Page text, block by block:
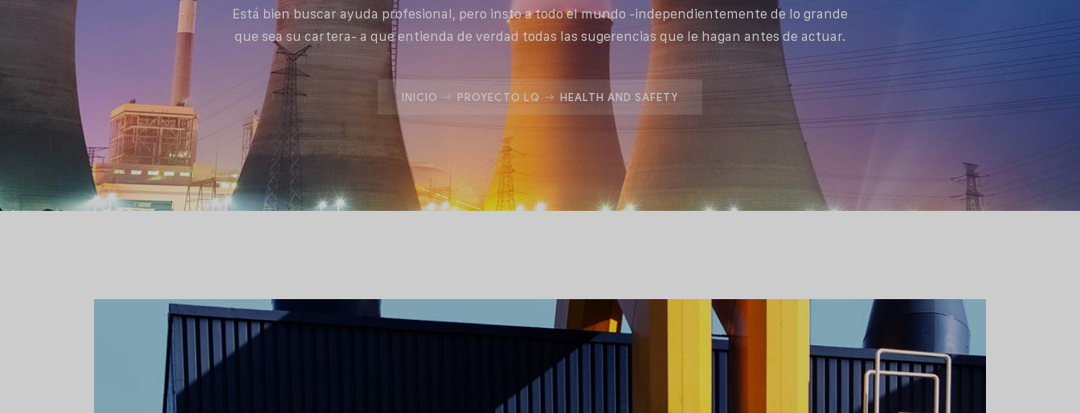
Está bien buscar ayuda profesional, pero insto a todo el mundo -independientemente de lo grande
que sea su cartera- a que entienda de verdad todas las sugerencias que le hagan antes de actuar.
INICIO PROYECTO LQ HEALTH AND SAFETY